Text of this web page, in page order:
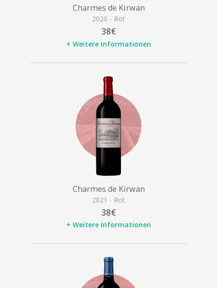
Charmes de Kirwan
2020 - Rot
38€
+ Weitere Informationen
Charmes de Kirwan
2021 - Rot
38€
+ Weitere Informationen